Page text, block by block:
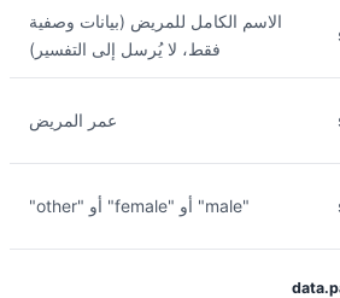
الاسم الكامل للمريض (بيانات وصفية
فقط، لا يُرسل إلى التفسير)
عمر المريض
"male" أو "female" أو "other"